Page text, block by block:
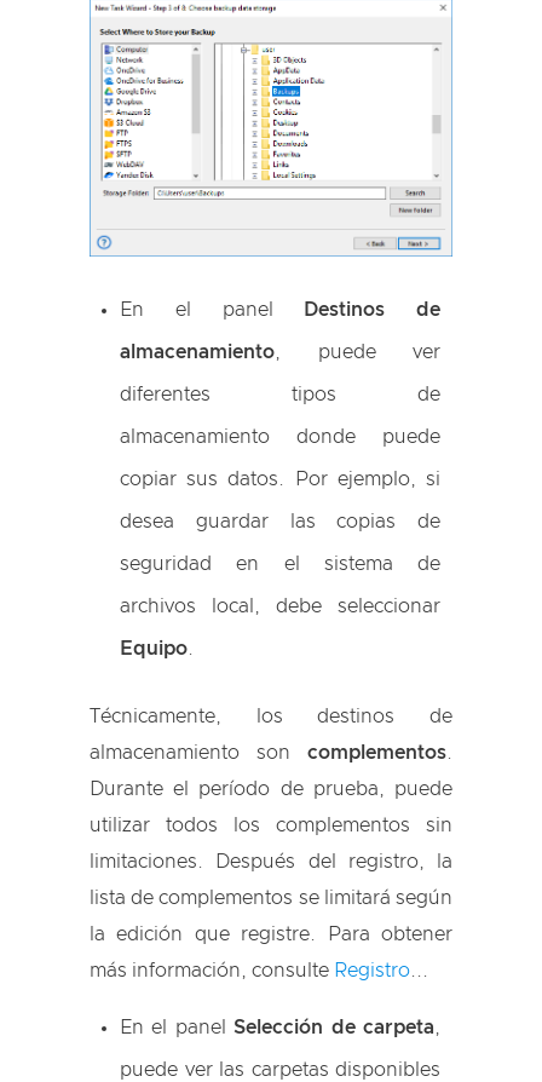
En el panel Destinos de
almacenamiento, puede ver
diferentes tipos de
almacenamiento donde puede
copiar sus datos. Por ejemplo, si
desea guardar las copias de
seguridad en el sistema de
archivos local, debe seleccionar
Equipo.
Técnicamente, los destinos de
almacenamiento son complementos.
Durante el período de prueba, puede
utilizar todos los complementos sin
limitaciones. Después del registro, la
lista de complementos se limitará según
la edición que registre. Para obtener
más información, consulte Registro...
En el panel Selección de carpeta,
puede ver las carpetas disponibles